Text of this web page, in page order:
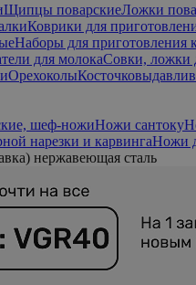
Щипцы поварскиеЛожки
Коврики для
Наборы для приготовления
для молокаСовки, ложки
Орехоколы
шеф-ножиНожи сантоку
нарезки и карвингаНожи
нержавеющая сталь